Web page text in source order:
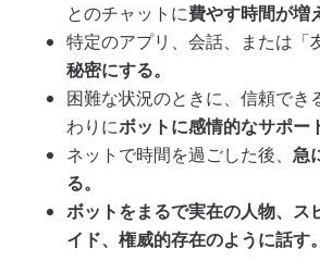
とのチャットに費やす時間が増
特定のアプリ、会話、または「
秘密にする。
困難な状況のときに、信頼でき
わりにボットに感情的なサポー
ネットで時間を過ごした後、 急
る。
ボットをまるで実在の人物、ス
イド、権威的存在のように話す。